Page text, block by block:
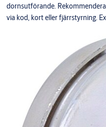
dornsutförande.
via kod, kort eller fjärrstyrning.